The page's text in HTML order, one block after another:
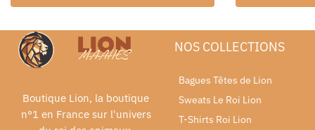
Boutique Lion, la boutique
n°1 en France sur l'univers
NOS COLLECTIONS
Bagues Têtes de Lion
Sweats Le Roi Lion
T-Shirts Roi Lion